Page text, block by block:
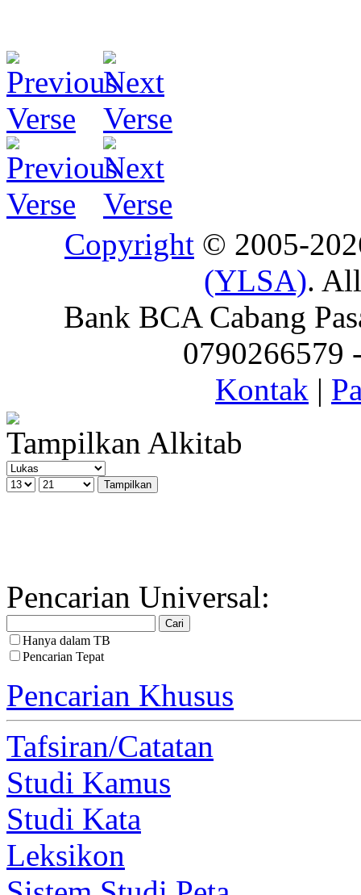
Copyright © 2005-
(YLSA).
Bank BCA Cabang
0790266579
Kontak |
Tampilkan Alkitab
Pencarian Universal:
Hanya dalam TB
Pencarian Tepat
Pencarian Khusus
Tafsiran/Catatan
Studi Kamus
Studi Kata
Leksikon